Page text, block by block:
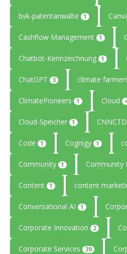
bvk-patentanwälte 1
Cashflow Management 1
Chatbot-Kennzeichnung 1
ChatGPT 3 climate
ClimatePioneers 1 Cloud
Cloud-Speicher 1 CNNCTD
Code 1 Cognigy 1
Community 1 Community
Content 1 content
Conversational AI 1
Corporate Innovation 2
Corporate Services 39